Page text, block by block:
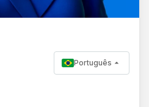
Português